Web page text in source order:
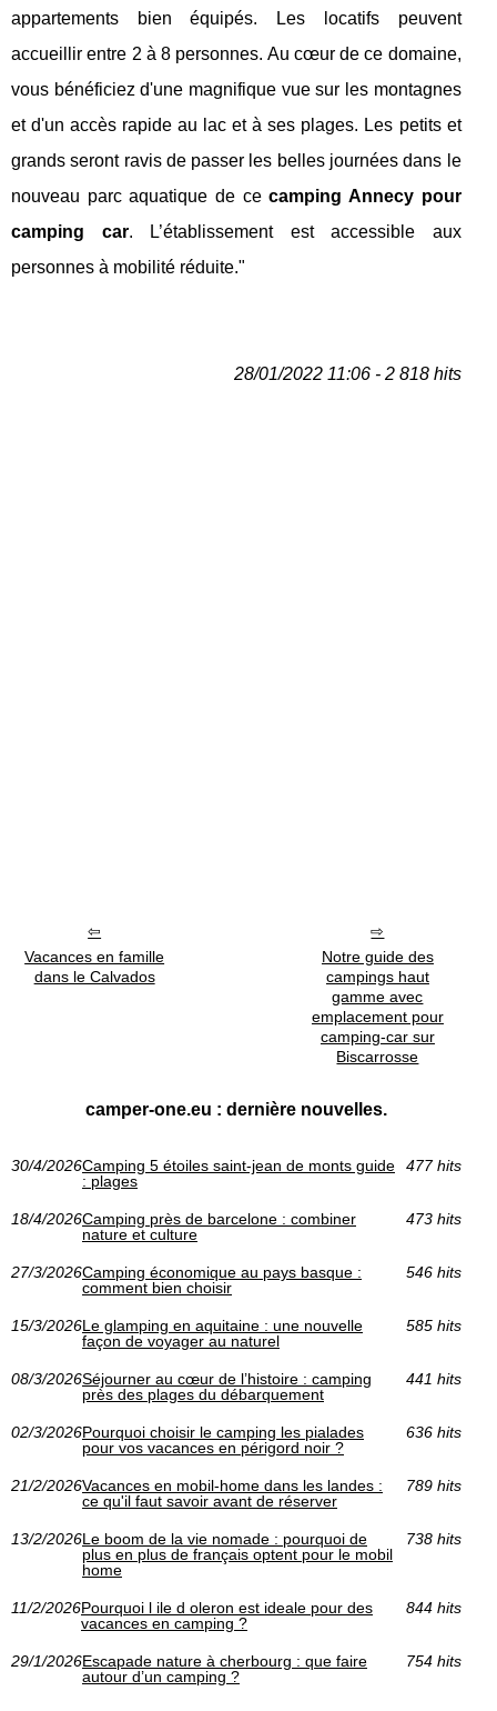
appartements bien équipés. Les locatifs peuvent
accueillir entre 2 à 8 personnes. Au cœur de ce domaine,
vous bénéficiez d'une magnifique vue sur les montagnes
et d'un accès rapide au lac et à ses plages. Les petits et
grands seront ravis de passer les belles journées dans le
nouveau parc aquatique de cecamping Annecy pour
camping car. L’établissement est accessible aux
personnes à mobilité réduite."
28/01/2022 11:06 - 2 818 hits
Vacances en famille
dans le Calvados
Notre guide des
campings haut
gamme avec
emplacement pour
camping-car sur
Biscarrosse
camper-one.eu : dernière nouvelles.
30/4/2026Camping 5 étoiles saint-jean de monts guide
: plages
477 hits
18/4/2026Camping près de barcelone : combiner
nature et culture
473 hits
27/3/2026Camping économique au pays basque :
comment bien choisir
546 hits
15/3/2026Le glamping en aquitaine : une nouvelle
façon de voyager au naturel
585 hits
08/3/2026Séjourner au cœur de l’histoire : camping
près des plages du débarquement
441 hits
02/3/2026Pourquoi choisir le camping les pialades
pour vos vacances en périgord noir ?
636 hits
21/2/2026Vacances en mobil-home dans les landes :
ce qu'il faut savoir avant de réserver
789 hits
13/2/2026Le boom de la vie nomade : pourquoi de
plus en plus de français optent pour le mobil
home
738 hits
11/2/2026Pourquoi l ile d oleron est ideale pour des
vacances en camping ?
844 hits
29/1/2026Escapade nature à cherbourg : que faire
autour d’un camping ?
754 hits